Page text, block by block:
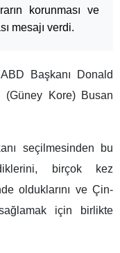
korunması ve
mesajı verdi.
Başkanı Donald
(Güney Kore) Busan
seçilmesinden bu
birçok kez
olduklarını ve Çin-
için birlikte